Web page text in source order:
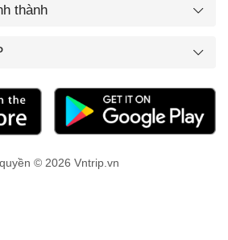
thành
© 2026 Vntrip.vn